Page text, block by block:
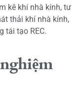
kê khí nhà kính, tư
thải khí nhà kính,
tái tạo REC.